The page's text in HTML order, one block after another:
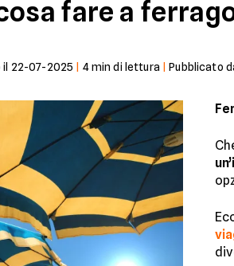
fare a
22-07-2025 4min di lettura |Pubblicato